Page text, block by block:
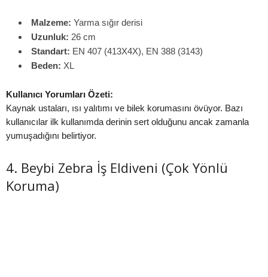
Malzeme: Yarma sığır derisi
Uzunluk: 26 cm
Standart: EN 407 (413X4X), EN 388 (3143)
Beden: XL
Kullanıcı Yorumları Özeti:
Kaynak ustaları, ısı yalıtımı ve bilek korumasını övüyor. Bazı
kullanıcılar ilk kullanımda derinin sert olduğunu ancak zamanla
yumuşadığını belirtiyor.
4. Beybi Zebra İş Eldiveni (Çok Yönlü
Koruma)